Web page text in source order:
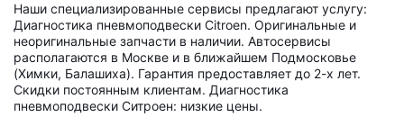
Наши специализированные сервисы предлагают услугу:
Диагностика пневмоподвески Citroen. Оригинальные и
неоригинальные запчасти в наличии. Автосервисы
располагаются в Москве и в ближайшем Подмосковье
(Химки, Балашиха). Гарантия предоставляет до 2-х лет.
Скидки постоянным клиентам. Диагностика
пневмоподвески Ситроен: низкие цены.